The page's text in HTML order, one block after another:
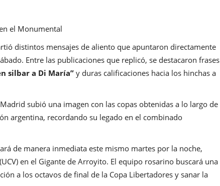
el Monumental
distintos mensajes de aliento que apuntaron directamente
Entre las publicaciones que replicó, se destacaron frases
silbar a Di María” y duras calificaciones hacia los hinchas a
subió una imagen con las copas obtenidas a lo largo de
argentina, recordando su legado en el combinado
de manera inmediata este mismo martes por la noche,
en el Gigante de Arroyito. El equipo rosarino buscará una
a los octavos de final de la Copa Libertadores y sanar la